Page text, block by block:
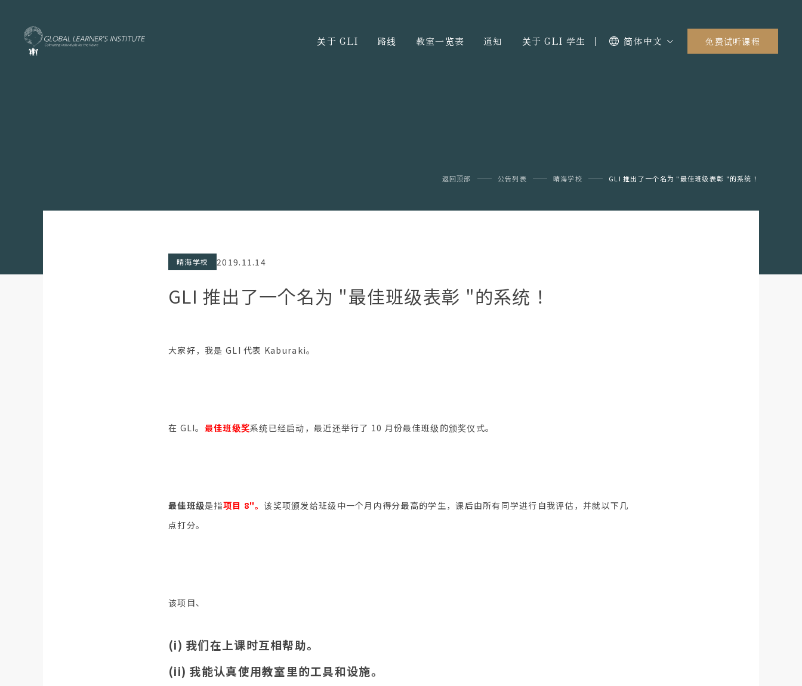
关于 GLI 路线 教室一览表 通知 关于 GLI 学生 简体中文 免费试听课程
返回顶部 公告列表 晴海学校 GLI 推出了一个名为 "最佳班级表彰 "的系统！
晴海学校 2019.11.14
GLI 推出了一个名为 "最佳班级表彰 "的系统！
大家好，我是 GLI 代表 Kaburaki。
在 GLI。 最佳班级奖系统已经启动，最近还举行了 10 月份最佳班级的颁奖仪式。
最佳班级是指项目 8"。该奖项颁发给班级中一个月内得分最高的学生，课后由所有同学进行自我评估，并就以下几
点打分。
该项目、
(i) 我们在上课时互相帮助。
(ii) 我能认真使用教室里的工具和设施。